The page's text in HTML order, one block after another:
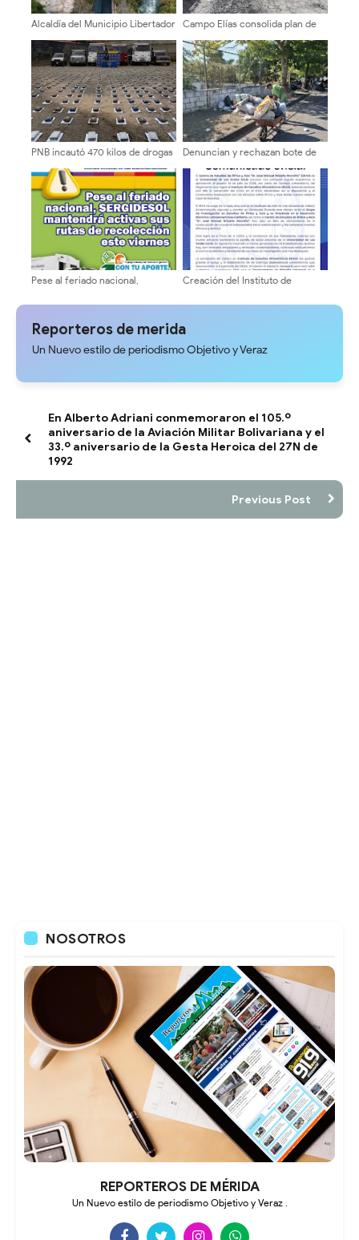
Alcaldía del Municipio Libertador
rehabilita el enlace Jesús
Manuel Gámez Arellano
Campo Elías consolida plan de
Montañita
PNB incautó 470 kilos de drogas
Denuncian y rechazan bote de
Terminal Vigíense
Pese al feriado nacional,
sus rutas de recolección este
Creación del Instituto de
la Universidad de Los Andes
Reporteros de merida
Un Nuevo estilo de periodismo Objetivo y Veraz
En Alberto Adriani conmemoraron el 105.º
aniversario de la Aviación Militar Bolivariana y el
33.º aniversario de la Gesta Heroica del 27N de
1992
Previous Post
NOSOTROS
REPORTEROS DE MÉRIDA
Un Nuevo estilo de periodismo Objetivo y Veraz .